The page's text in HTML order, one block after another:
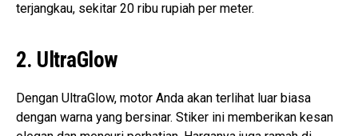
terjangkau, sekitar 20 ribu rupiah per meter.
2. UltraGlow
Dengan UltraGlow, motor Anda akan terlihat luar biasa
dengan warna yang bersinar. Stiker ini memberikan kesan